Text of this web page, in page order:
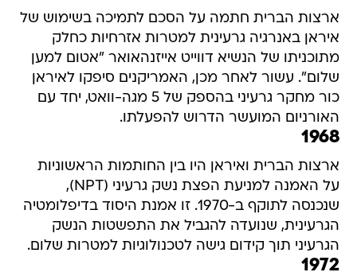
ארצות הברית חתמה על הסכם לתמיכה בשימוש של
איראן באנרגיה גרעינית למטרות אזרחיות כחלק
מתוכניתו של הנשיא דווייט אייזנהאואר "אטום למען
שלום". עשור לאחר מכן, האמריקנים סיפקו לאיראן
כור מחקר גרעיני בהספק של 5 מגה-וואט, יחד עם
האורניום המועשר הדרוש להפעלתו.
1968
ארצות הברית ואיראן היו בין החותמות הראשוניות
על האמנה למניעת הפצת נשק גרעיני (NPT),
שנכנסה לתוקף ב-1970. זו אמנת היסוד בדיפלומטיה
הגרעינית, שנועדה להגביל את התפשטות הנשק
הגרעיני תוך קידום גישה לטכנולוגיות למטרות שלום.
1972